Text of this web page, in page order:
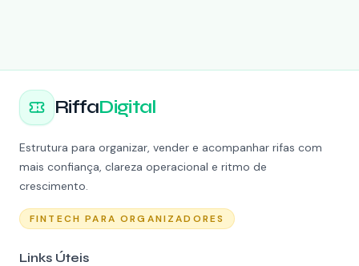
RiffaDigital
Estrutura para organizar, vender e acompanhar rifas com
mais confiança, clareza operacional e ritmo de
crescimento.
FINTECH PARA ORGANIZADORES
Links Úteis